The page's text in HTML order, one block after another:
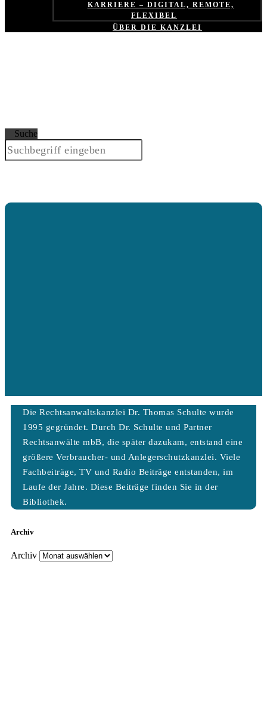
KARRIERE – DIGITAL, REMOTE,
FLEXIBEL
ÜBER DIE KANZLEI
Suche
Die Rechtsanwaltskanzlei Dr. Thomas Schulte wurde
1995 gegründet. Durch Dr. Schulte und Partner
Rechtsanwälte mbB, die später dazukam, entstand eine
größere Verbraucher- und Anlegerschutzkanzlei. Viele
Fachbeiträge, TV und Radio Beiträge entstanden, im
Laufe der Jahre. Diese Beiträge finden Sie in der
Bibliothek.
Archiv
Archiv